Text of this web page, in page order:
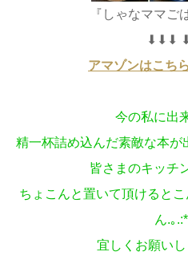
『しゃなママご
⬇︎⬇︎⬇︎
アマゾンはこちら
今の私に出
精一杯詰め込んだ素敵な本が
皆さまのキッチ
ちょこんと置いて頂けると
ん.｡
宜しくお願い